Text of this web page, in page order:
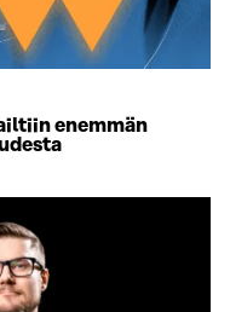
enemmän